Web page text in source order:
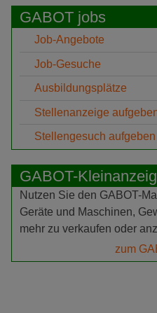
GABOT jobs
Job-Angebote
Job-Gesuche
Ausbildungsplätze
Stellenanzeige
Stellengesuch aufgeben
GABOT-
Nutzen Sie den GABOT-
Geräte und Maschinen,
mehr zu verkaufen oder
zum